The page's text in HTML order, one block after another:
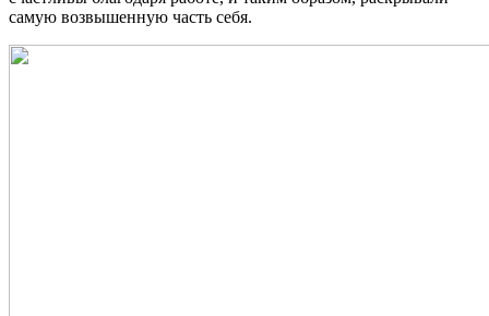
самую возвышенную часть себя.